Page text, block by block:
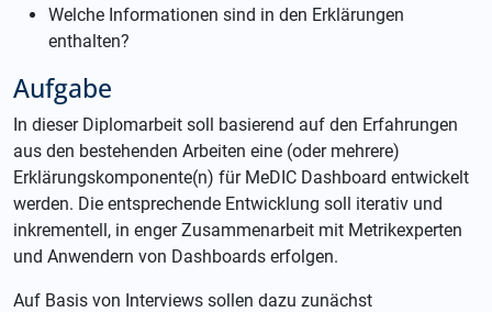
Welche Informationen sind in den Erklärungen
enthalten?
Aufgabe
In dieser Diplomarbeit soll basierend auf den Erfahrungen
aus den bestehenden Arbeiten eine (oder mehrere)
Erklärungskomponente(n) für MeDIC Dashboard entwickelt
werden. Die entsprechende Entwicklung soll iterativ und
inkrementell, in enger Zusammenarbeit mit Metrikexperten
und Anwendern von Dashboards erfolgen.
Auf Basis von Interviews sollen dazu zunächst